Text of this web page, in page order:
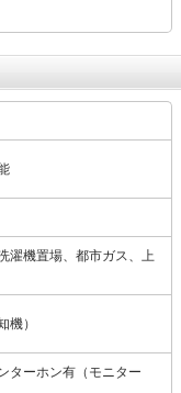
濯機置場、都市ガス、上
機）
ターホン有（モニター